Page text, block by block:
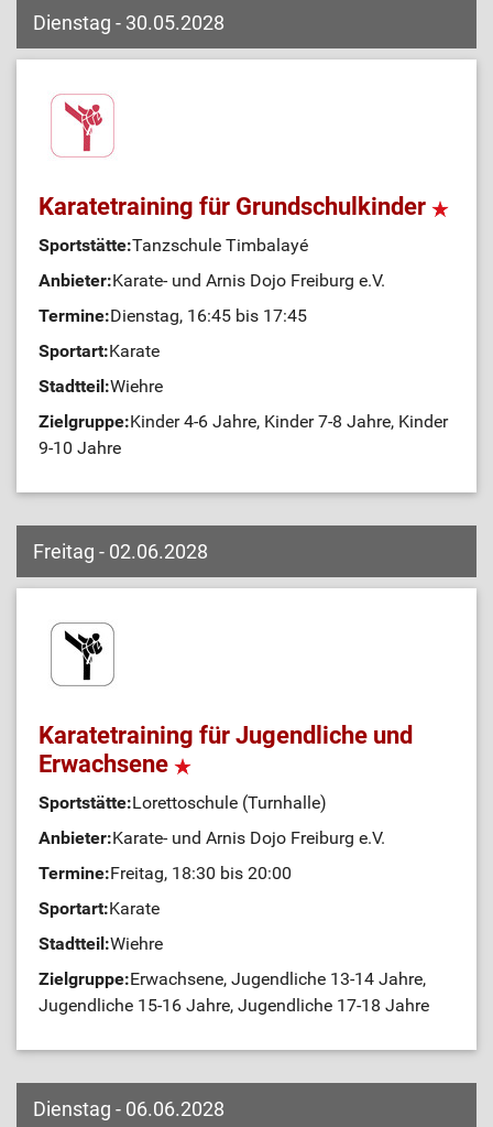
Dienstag - 30.05.2028
Karatetraining für Grundschulkinder
Sportstätte:Tanzschule Timbalayé
Anbieter:Karate- und Arnis Dojo Freiburg e.V.
Termine:Dienstag, 16:45 bis 17:45
Sportart:Karate
Stadtteil:Wiehre
Zielgruppe:Kinder 4-6 Jahre, Kinder 7-8 Jahre, Kinder
9-10 Jahre
Freitag - 02.06.2028
Karatetraining für Jugendliche und
Erwachsene
Sportstätte:Lorettoschule (Turnhalle)
Anbieter:Karate- und Arnis Dojo Freiburg e.V.
Termine:Freitag, 18:30 bis 20:00
Sportart:Karate
Stadtteil:Wiehre
Zielgruppe:Erwachsene, Jugendliche 13-14 Jahre,
Jugendliche 15-16 Jahre, Jugendliche 17-18 Jahre
Dienstag - 06.06.2028